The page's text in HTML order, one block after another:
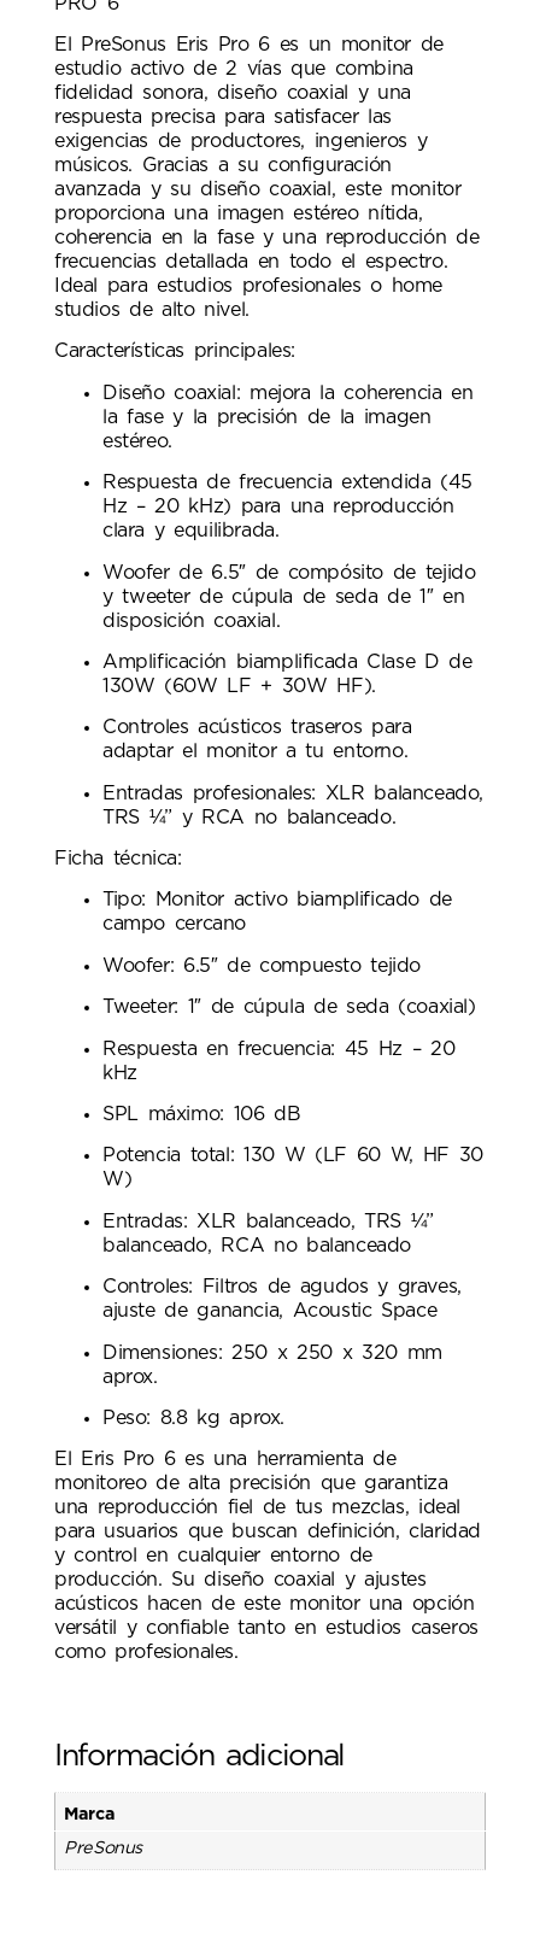
El PreSonus Eris Pro 6 es un monitor de
estudio activo de 2 vías que combina
fidelidad sonora, diseño coaxial y una
respuesta precisa para satisfacer las
exigencias de productores, ingenieros y
músicos. Gracias a su configuración
avanzada y su diseño coaxial, este monitor
proporciona una imagen estéreo nítida,
coherencia en la fase y una reproducción de
frecuencias detallada en todo el espectro.
Ideal para estudios profesionales o home
studios de alto nivel.
Características principales:
Diseño coaxial: mejora la coherencia en
la fase y la precisión de la imagen
estéreo.
Respuesta de frecuencia extendida (45
Hz – 20 kHz) para una reproducción
clara y equilibrada.
Woofer de 6.5″ de compósito de tejido
y tweeter de cúpula de seda de 1″ en
disposición coaxial.
Amplificación biamplificada Clase D de
130W (60W LF + 30W HF).
Controles acústicos traseros para
adaptar el monitor a tu entorno.
Entradas profesionales: XLR balanceado,
TRS ¼” y RCA no balanceado.
Ficha técnica:
Tipo: Monitor activo biamplificado de
campo cercano
Woofer: 6.5″ de compuesto tejido
Tweeter: 1″ de cúpula de seda (coaxial)
Respuesta en frecuencia: 45 Hz – 20
kHz
SPL máximo: 106 dB
Potencia total: 130 W (LF 60 W, HF 30
W)
Entradas: XLR balanceado, TRS ¼”
balanceado, RCA no balanceado
Controles: Filtros de agudos y graves,
ajuste de ganancia, Acoustic Space
Dimensiones: 250 x 250 x 320 mm
aprox.
Peso: 8.8 kg aprox.
El Eris Pro 6 es una herramienta de
monitoreo de alta precisión que garantiza
una reproducción fiel de tus mezclas, ideal
para usuarios que buscan definición, claridad
y control en cualquier entorno de
producción. Su diseño coaxial y ajustes
acústicos hacen de este monitor una opción
versátil y confiable tanto en estudios caseros
como profesionales.
Información adicional
Marca
PreSonus